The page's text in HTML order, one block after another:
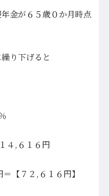
金が６５歳０か月時点
り下げると
４,６１６円
【７２,６１６円】